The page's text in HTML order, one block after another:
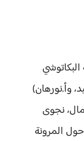
البكاتوشي
وأ.نورهان)
نجوى
المرونة